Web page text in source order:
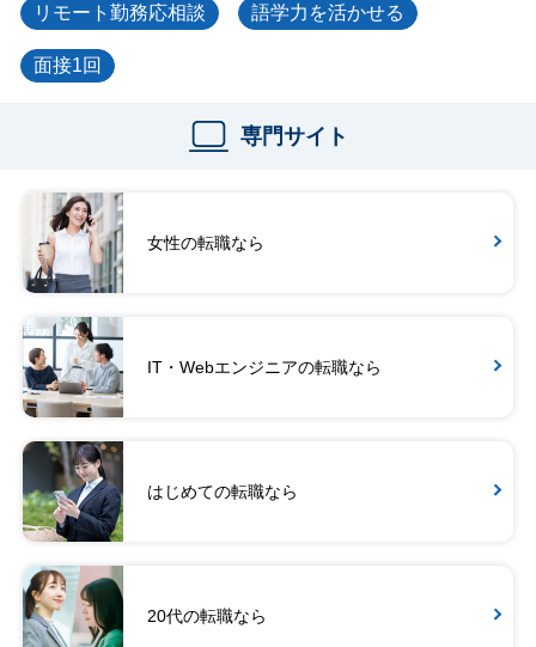
リモート勤務応相談 語学力を活かせる
面接1回
専門サイト
女性の転職なら
IT・Webエンジニアの転職なら
はじめての転職なら
20代の転職なら